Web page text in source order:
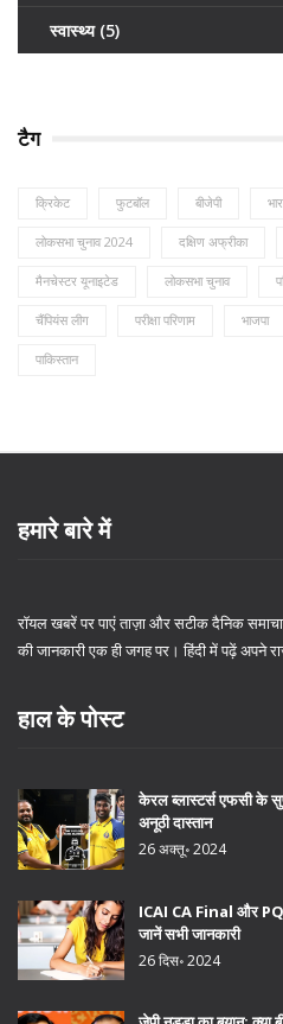
स्वास्थ्य (5)
टैग
क्रिकेट फुटबॉल बीजेपी
लोकसभा चुनाव 2024 दक्षिण अफ्रीका
मैनचेस्टर यूनाइटेड लोकसभा चुनाव
चैंपियंस लीग परीक्षा परिणाम भाजपा
पाकिस्तान
हमारे बारे में
रॉयल खबरें पर पाएं ताज़ा और सटीक दैनिक
की जानकारी एक ही जगह पर। हिंदी में पढ़ें अपने
हाल के पोस्ट
केरल ब्लास्टर्स एफसी के
अनूठी दास्तान
26 अक्तू॰ 2024
ICAI CA Final और
जानें सभी जानकारी
26 दिस॰ 2024